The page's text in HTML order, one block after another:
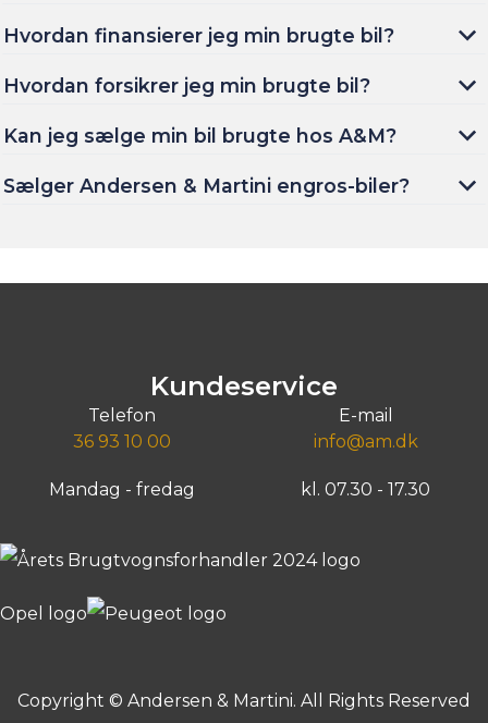
Hvordan finansierer jeg min brugte bil?
Hvordan forsikrer jeg min brugte bil?
Kan jeg sælge min bil brugte hos A&M?
Sælger Andersen & Martini engros-biler?
Kundeservice
Telefon
36 93 10 00
E-mail
info@am.dk
Mandag - fredag kl. 07.30 - 17.30
Copyright © Andersen & Martini. All Rights Reserved